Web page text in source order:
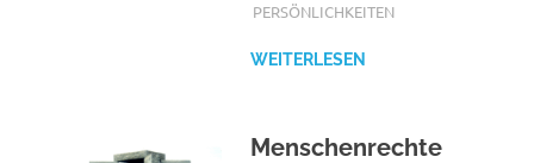
PERSÖNLICHKEITEN
WEITERLESEN
Menschenrechte